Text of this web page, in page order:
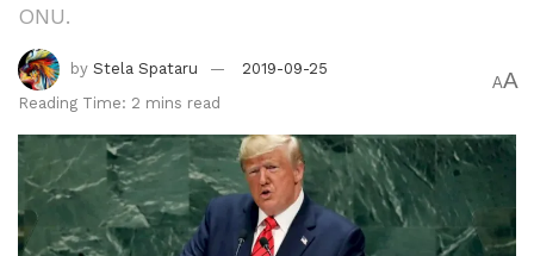
ONU.
by Stela Spataru
2019-09-25
Reading Time: 2 mins read
AA